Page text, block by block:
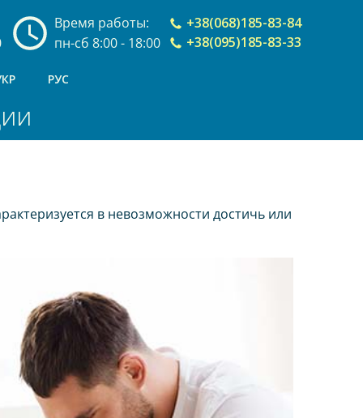
Время работы:
пн-сб 8:00 - 18:00
+38(068)185-83-84
+38(095)185-83-33
РУС
в невозможности достичь или